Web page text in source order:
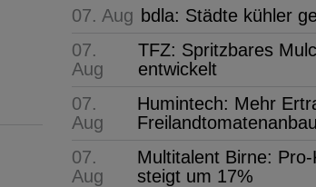
07. Aug bdla: Städte kühler
07.
Aug
TFZ: Spritzbares
entwickelt
07.
Aug
Humintech: Mehr
Freilandtomatenanbau
07.
Aug
Multitalent Birne:
steigt um 17%